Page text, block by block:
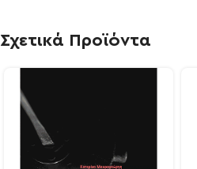
Σχετικά Προϊόντα